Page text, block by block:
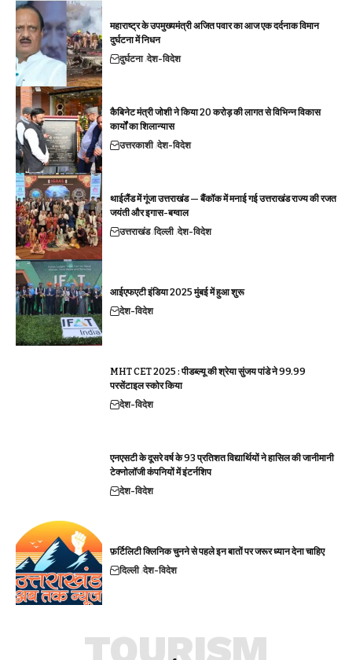
महाराष्ट्र के उपमुख्यमंत्री अजित पवार का आज एक दर्दनाक विमान
दुर्घटना में निधन
दुर्घटना देश-विदेश
कैबिनेट मंत्री जोशी ने किया 20 करोड़ की लागत से विभिन्न विकास
कार्यों का शिलान्यास
उत्तरकाशी देश-विदेश
थाईलैंड में गूंजा उत्तराखंड — बैंकॉक में मनाई गई उत्तराखंड राज्य की रजत
जयंती और इगास-बग्वाल
उत्तराखंड दिल्ली देश-विदेश
आईएफएटी इंडिया 2025 मुंबई में हुआ शुरू
देश-विदेश
MHT CET 2025 : पीडब्ल्यू की श्रेया सुंजय पांडे ने 99.99
परसेंटाइल स्कोर किया
देश-विदेश
एनएसटी के दूसरे वर्ष के 93 प्रतिशत विद्यार्थियों ने हासिल की जानीमानी
टेक्नोलॉजी कंपनियों में इंटर्नशिप
देश-विदेश
फ़र्टिलिटी क्लिनिक चुनने से पहले इन बातों पर जरूर ध्यान देना चाहिए
दिल्ली देश-विदेश
TOURISM